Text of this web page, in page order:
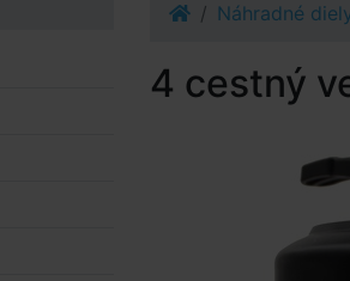
Náhradné
4 cestný